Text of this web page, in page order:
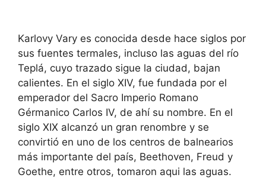
Karlovy Vary es conocida desde hace siglos por
sus fuentes termales, incluso las aguas del río
Teplá, cuyo trazado sigue la ciudad, bajan
calientes. En el siglo XIV, fue fundada por el
emperador del Sacro Imperio Romano
Gérmanico Carlos IV, de ahí su nombre. En el
siglo XIX alcanzó un gran renombre y se
convirtió en uno de los centros de balnearios
más importante del país, Beethoven, Freud y
Goethe, entre otros, tomaron aqui las aguas.